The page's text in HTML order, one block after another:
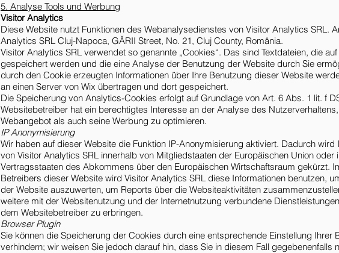
5. Analyse Tools und Werbung
Visitor Analytics
Diese Website nutzt Funktionen des Webanalysedienstes von Visitor Analytics SRL.
Analytics SRL Cluj-Napoca, GĂRII Street, No. 21, Cluj County, România.
Visitor Analytics SRL verwendet so genannte „Cookies“. Das sind Textdateien, die
gespeichert werden und die eine Analyse der Benutzung der Website durch Sie
durch den Cookie erzeugten Informationen über Ihre Benutzung dieser Website
an einen Server von Wix übertragen und dort gespeichert.
Die Speicherung von Analytics-Cookies erfolgt auf Grundlage von Art. 6 Abs. 1 lit. f
Websitebetreiber hat ein berechtigtes Interesse an der Analyse des
Webangebot als auch seine Werbung zu optimieren.
IP Anonymisierung
Wir haben auf dieser Website die Funktion IP-Anonymisierung aktiviert. Dadurch wird
von Visitor Analytics SRL innerhalb von Mitgliedstaaten der Europäischen Union oder
Vertragsstaaten des Abkommens über den Europäischen Wirtschaftsraum gekürzt.
Betreibers dieser Website wird Visitor Analytics SRL diese Informationen benutzen,
der Website auszuwerten, um Reports über die Websiteaktivitäten
weitere mit der Websitenutzung und der Internetnutzung verbundene
dem Websitebetreiber zu erbringen.
Browser Plugin
Sie können die Speicherung der Cookies durch eine entsprechende Einstellung Ihrer
verhindern; wir weisen Sie jedoch darauf hin, dass Sie in diesem Fall gegebenenfalls